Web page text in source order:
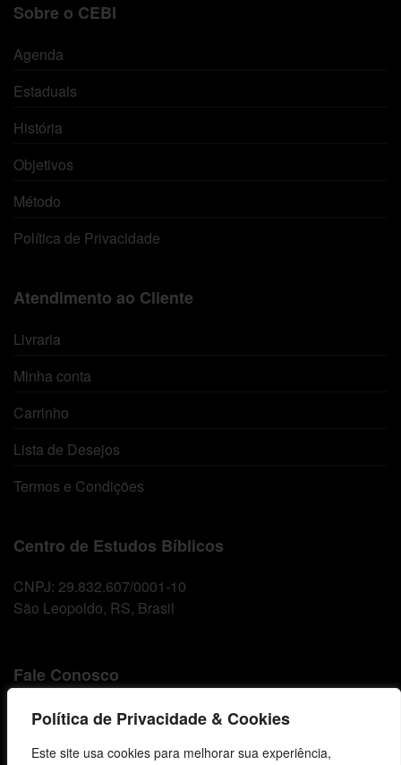
Política de Privacidade & Cookies
Este site usa cookies para melhorar sua experiência,
Sobre o CEBI
Agenda
Estaduais
História
Objetivos
Método
Política de Privacidade
Atendimento ao Cliente
Livraria
Minha conta
Carrinho
Lista de Desejos
Termos e Condições
Centro de Estudos Bíblicos
CNPJ: 29.832.607/0001-10
São Leopoldo, RS, Brasil
Fale Conosco
E-mails
comunicacao@cebi.org.br